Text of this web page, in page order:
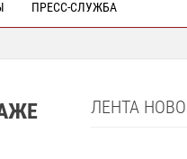
ПРЕСС-СЛУЖБА
ЛЕНТА